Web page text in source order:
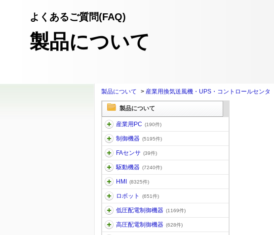
よくあるご質問(FAQ)
製品について
製品について > 産業用換気送風機・UPS・コントロールセンタ
製品について
産業用PC (190件)
制御機器 (5195件)
FAセンサ (39件)
駆動機器 (7240件)
HMI (8325件)
ロボット (651件)
低圧配電制御機器 (1169件)
高圧配電制御機器 (628件)